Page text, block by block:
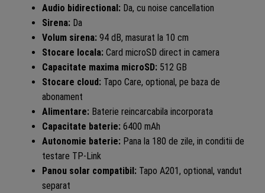
Audio bidirectional:Da, cu noise cancellation
Sirena:Da
Volum sirena:94 dB, masurat la 10 cm
Stocare locala:Card microSD direct in camera
Capacitate maxima microSD:512 GB
Stocare cloud:Tapo Care, optional, pe baza de
abonament
Alimentare:Baterie reincarcabila incorporata
Capacitate baterie:6400 mAh
Autonomie baterie:Pana la 180 de zile, in conditii de
testare TP-Link
Panou solar compatibil:Tapo A201, optional, vandut
separat